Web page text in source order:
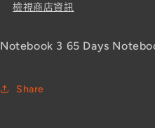
數
減
增
檢視商店資訊
Notebook 3 65 Days
Share